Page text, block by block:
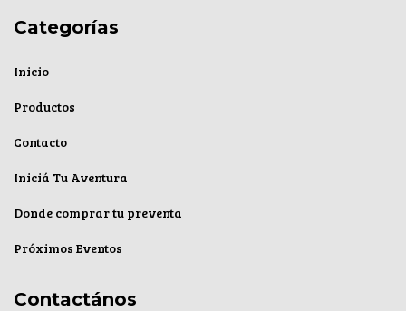
Categorías
Inicio
Productos
Contacto
Iniciá Tu Aventura
Donde comprar tu preventa
Próximos Eventos
Contactános